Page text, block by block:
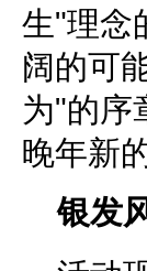
生"理念
阔的可
为"的
晚年新
银发